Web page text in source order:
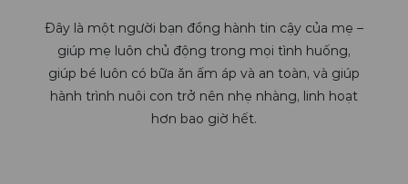
Đây là một người bạn đồng hành tin cậy của mẹ –
giúp mẹ luôn chủ động trong mọi tình huống,
giúp bé luôn có bữa ăn ấm áp và an toàn, và giúp
hành trình nuôi con trở nên nhẹ nhàng, linh hoạt
hơn bao giờ hết.